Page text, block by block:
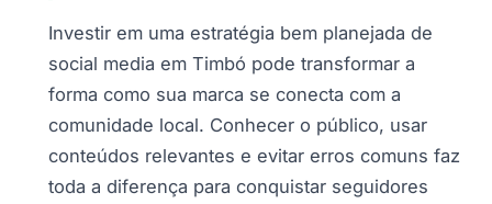
Investir em uma estratégia bem planejada de
social media em Timbó pode transformar a
forma como sua marca se conecta com a
comunidade local. Conhecer o público, usar
conteúdos relevantes e evitar erros comuns faz
toda a diferença para conquistar seguidores